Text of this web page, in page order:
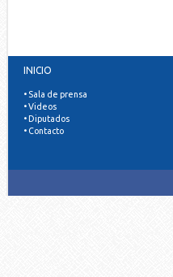
INICIO
• Sala de prensa
• Videos
• Diputados
• Contacto